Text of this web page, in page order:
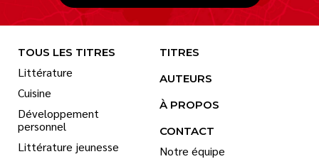
TOUS LES TITRES
Littérature
Cuisine
Développement
personnel
Littérature jeunesse
TITRES
AUTEURS
À PROPOS
CONTACT
Notre équipe